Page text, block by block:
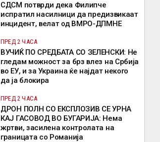
СДСМ потврди дека Филипче
испратил насилници да предизвикаат
инцидент, велат од ВМРО-ДПМНЕ
ПРЕД 2 ЧАСА
ВУЧИЌ ПО СРЕДБАТА СО ЗЕЛЕНСКИ: Не
гледам можност за брз влез на Србија
во ЕУ, и за Украина ќе најдат некого
да ја блокира
ПРЕД 2 ЧАСА
ДРОН ПОЛН СО ЕКСПЛОЗИВ СЕ УРНА
КАЈ ГАСОВОД ВО БУГАРИЈА: Нема
жртви, засилена контролата на
границата со Романија